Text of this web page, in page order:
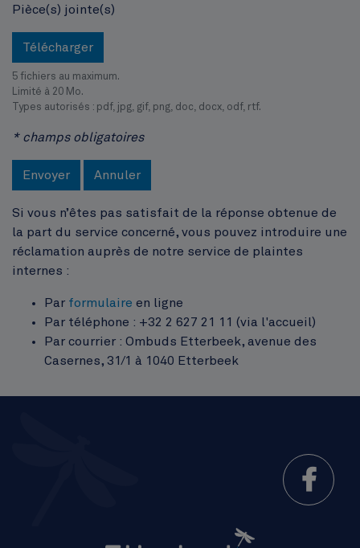
Pièce(s) jointe(s)
Télécharger
5 fichiers au maximum.
Limité à 20 Mo.
Types autorisés : pdf, jpg, gif, png, doc, docx, odf, rtf.
* champs obligatoires
Envoyer Annuler
Si vous n’êtes pas satisfait de la réponse obtenue de
la part du service concerné, vous pouvez introduire une
réclamation auprès de notre service de plaintes
internes :
Par formulaire en ligne
Par téléphone : +32 2 627 21 11 (via l'accueil)
Par courrier : Ombuds Etterbeek, avenue des
Casernes, 31/1 à 1040 Etterbeek